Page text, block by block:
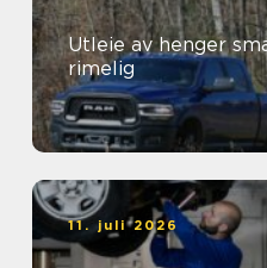
Utleie av henger smart, fleksibelt og
rimelig
11. juli 2026